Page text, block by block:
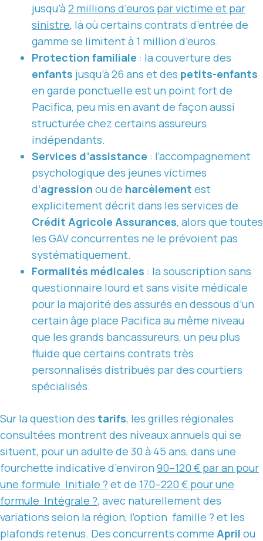
jusqu’à 2 millions d’euros par victime et par
sinistre, là où certains contrats d’entrée de
gamme se limitent à 1 million d’euros.
Protection familiale : la couverture des
enfants jusqu’à 26 ans et des petits-enfants
en garde ponctuelle est un point fort de
Pacifica, peu mis en avant de façon aussi
structurée chez certains assureurs
indépendants.
Services d’assistance : l’accompagnement
psychologique des jeunes victimes
d’agression ou de harcèlement est
explicitement décrit dans les services de
Crédit Agricole Assurances, alors que toutes
les GAV concurrentes ne le prévoient pas
systématiquement.
Formalités médicales : la souscription sans
questionnaire lourd et sans visite médicale
pour la majorité des assurés en dessous d’un
certain âge place Pacifica au même niveau
que les grands bancassureurs, un peu plus
fluide que certains contrats très
personnalisés distribués par des courtiers
spécialisés.
Sur la question des tarifs, les grilles régionales
consultées montrent des niveaux annuels qui se
situent, pour un adulte de 30 à 45 ans, dans une
fourchette indicative d’environ 90–120 € par an pour
une formule Initiale ? et de 170–220 € pour une
formule Intégrale ?, avec naturellement des
variations selon la région, l’option famille ? et les
plafonds retenus. Des concurrents comme April ou